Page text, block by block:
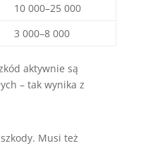
10 000–25 000
3 000–8 000
aktywnie są
– tak wynika z
Musi też